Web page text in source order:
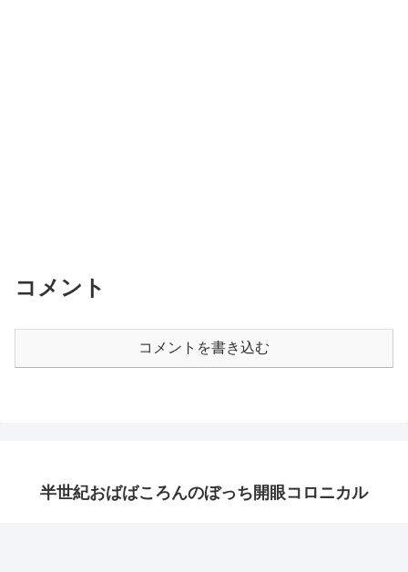
コメント
コメントを書き込む
半世紀おばばころんのぼっち開眼コロニカル